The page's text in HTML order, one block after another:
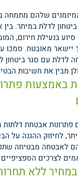
שלהם מתמחה
לדלת במיתר.
בנעילת חירום,
מאובטח. סמכו
לדלת עם סגר ביטחון
באמצעות
מבין את חשיבות
פתרונות אבטחת
לחיזוק ההגנה על
לאבטחה מבטיחה
לצרכים
ללא תחרות של